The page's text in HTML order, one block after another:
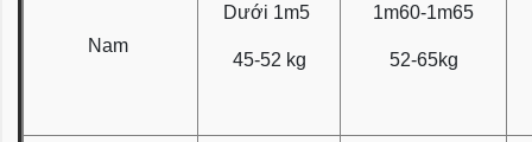
Nam
Dưới 1m5
45-52 kg
1m60-1m65
52-65kg